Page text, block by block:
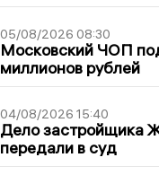
05/08/2026 08:30
Московский ЧОП
миллионов рублей
04/08/2026 15:40
Дело застройщика
передали в суд